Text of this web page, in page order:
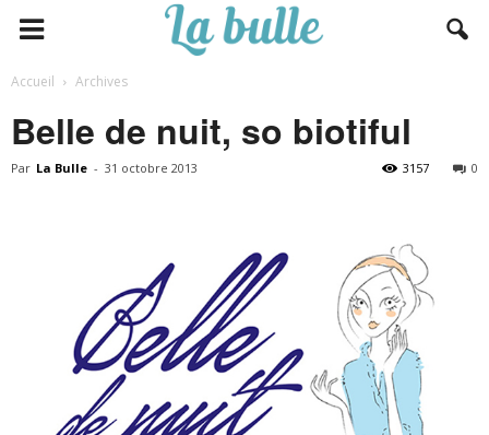
Accueil Archives
Belle de nuit, so biotiful
Par La Bulle - 31 octobre 2013 0
3157